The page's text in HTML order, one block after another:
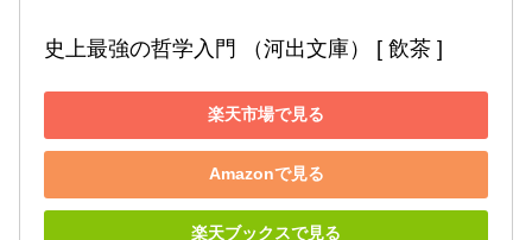
史上最強の哲学入門 （河出文庫） [ 飲茶 ]
楽天市場で見る
Amazonで見る
楽天ブックスで見る